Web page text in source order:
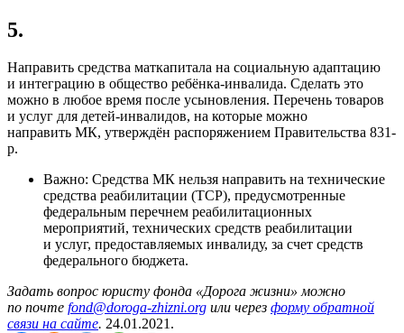
5.
Направить средства маткапитала на социальную адаптацию
и интеграцию в общество ребёнка-инвалида. Сделать это
можно в любое время после усыновления. Перечень товаров
и услуг для детей-инвалидов, на которые можно
направить МК, утверждён распоряжением Правительства 831-
р.
Важно: Средства МК нельзя направить на технические
средства реабилитации (ТСР), предусмотренные
федеральным перечнем реабилитационных
мероприятий, технических средств реабилитации
и услуг, предоставляемых инвалиду, за счет средств
федерального бюджета.
Задать вопрос юристу фонда «Дорога жизни» можно
по почте fond@doroga-zhizni.org или через форму обратной
связи на сайте. 24.01.2021.